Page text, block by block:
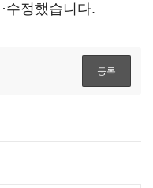
수정했습니다.